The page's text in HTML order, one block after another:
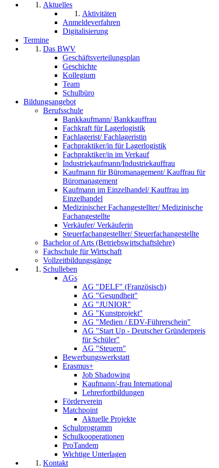
Aktuelles
Aktivitäten
Anmeldeverfahren
Digitalisierung
Termine
Das BWV
Geschäftsverteilungsplan
Geschichte
Kollegium
Team
Schulbüro
Bildungsangebot
Berufsschule
Bankkaufmann/ Bankkauffrau
Fachkraft für Lagerlogistik
Fachlagerist/ Fachlageristin
Fachpraktiker/in für Lagerlogistik
Fachpraktiker/in im Verkauf
Industriekaufmann/Industriekauffrau
Kaufmann für Büromanagement/ Kauffrau für
Büromanagement
Kaufmann im Einzelhandel/ Kauffrau im
Einzelhandel
Medizinischer Fachangestellter/ Medizinische
Fachangestellte
Verkäufer/ Verkäuferin
Steuerfachangestellter/ Steuerfachangestellte
Bachelor of Arts (Betriebswirtschaftslehre)
Fachschule für Wirtschaft
Vollzeitbildungsgänge
Schulleben
AGs
AG "DELF" (Französisch)
AG "Gesundheit"
AG "JUNIOR"
AG "Kunstprojekt"
AG "Medien / EDV-Führerschein"
AG "Start Up - Deutscher Gründerpreis
für Schüler"
AG "Steuern"
Bewerbungswerkstatt
Erasmus+
Job Shadowing
Kaufmann/-frau International
Lehrerfortbildungen
Förderverein
Matchpoint
Aktuelle Projekte
Schulprogramm
Schulkooperationen
ProTandem
Wichtige Unterlagen
Kontakt